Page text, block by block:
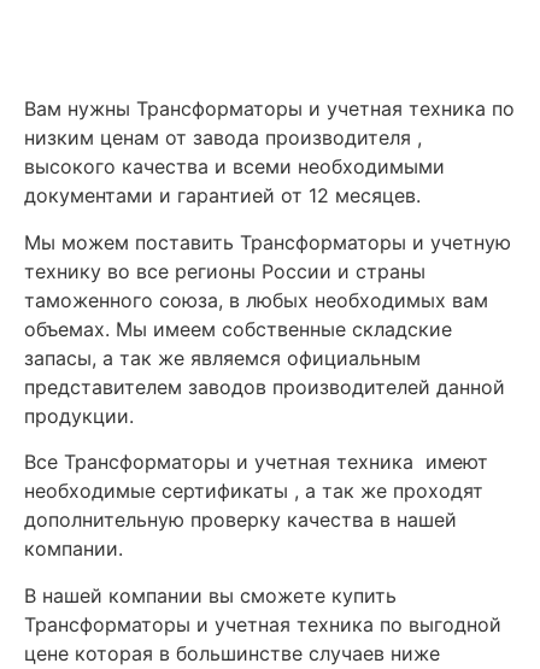
Вам нужны Трансформаторы и учетная техника по
низким ценам от завода производителя ,
высокого качества и всеми необходимыми
документами и гарантией от 12 месяцев.
Мы можем поставить Трансформаторы и учетную
технику во все регионы России и страны
таможенного союза, в любых необходимых вам
объемах. Мы имеем собственные складские
запасы, а так же являемся официальным
представителем заводов производителей данной
продукции.
Все Трансформаторы и учетная техника имеют
необходимые сертификаты , а так же проходят
дополнительную проверку качества в нашей
компании.
В нашей компании вы сможете купить
Трансформаторы и учетная техника по выгодной
цене которая в большинстве случаев ниже